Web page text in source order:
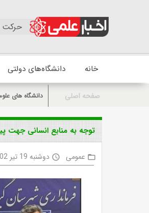
حرکت
خانه دانشگاه‌های دولتی
صفحه اصلی دانشگاه های
توجه به منابع انسانی جهت
folder_open عمومی access_time دوشنبه 19 تیر 1402 ساعت 17:22